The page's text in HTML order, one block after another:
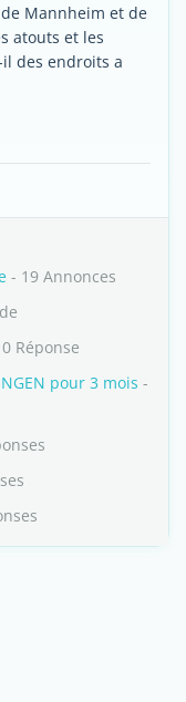
Mannheim et de
atouts et les
des endroits a
- 19 Annonces
Réponse
pour 3 mois -